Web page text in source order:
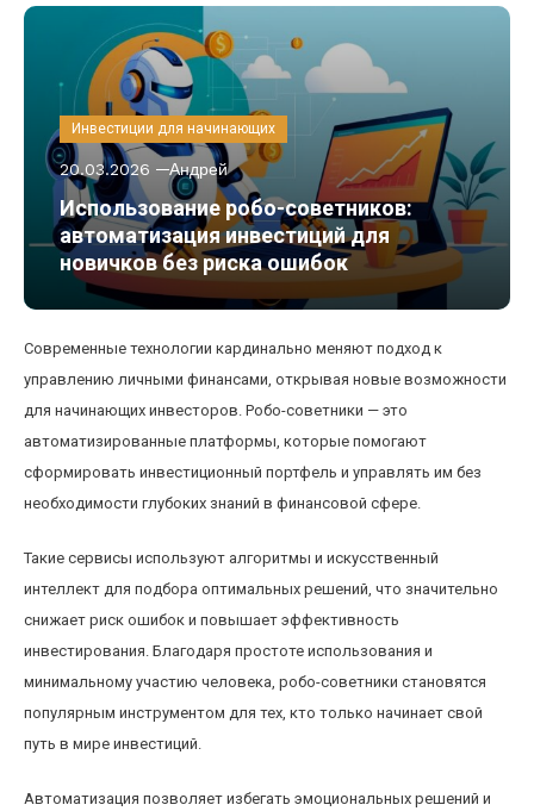
Инвестиции для начинающих
20.03.2026 Андрей
Использование робо-советников:
автоматизация инвестиций для
новичков без риска ошибок
Современные технологии кардинально меняют подход к
управлению личными финансами, открывая новые возможности
для начинающих инвесторов. Робо-советники — это
автоматизированные платформы, которые помогают
сформировать инвестиционный портфель и управлять им без
необходимости глубоких знаний в финансовой сфере.
Такие сервисы используют алгоритмы и искусственный
интеллект для подбора оптимальных решений, что значительно
снижает риск ошибок и повышает эффективность
инвестирования. Благодаря простоте использования и
минимальному участию человека, робо-советники становятся
популярным инструментом для тех, кто только начинает свой
путь в мире инвестиций.
Автоматизация позволяет избегать эмоциональных решений и